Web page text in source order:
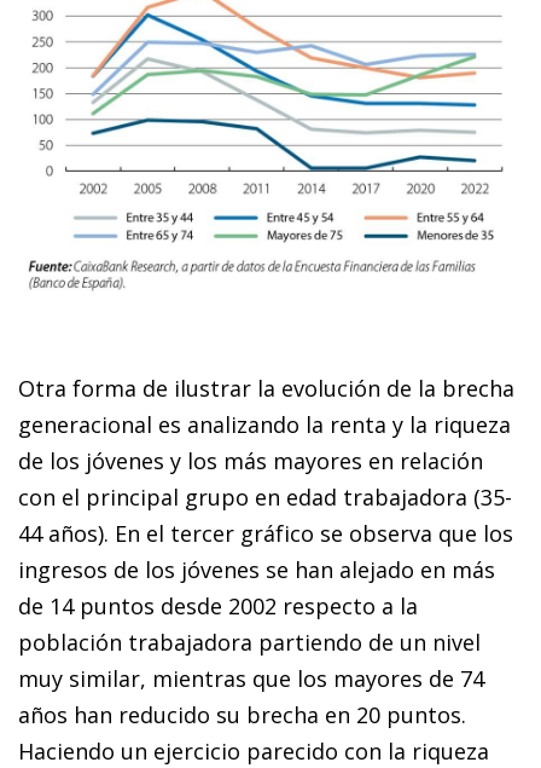
Otra forma de ilustrar la evolución de la brecha
generacional es analizando la renta y la riqueza
de los jóvenes y los más mayores en relación
con el principal grupo en edad trabajadora (35-
44 años). En el tercer gráfico se observa que los
ingresos de los jóvenes se han alejado en más
de 14 puntos desde 2002 respecto a la
población trabajadora partiendo de un nivel
muy similar, mientras que los mayores de 74
años han reducido su brecha en 20 puntos.
Haciendo un ejercicio parecido con la riqueza